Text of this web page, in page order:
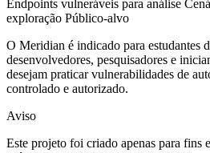
Endpoints vulneráveis para análise
exploração Público-alvo
O Meridian é indicado para estudantes
desenvolvedores, pesquisadores e
desejam praticar vulnerabilidades de
controlado e autorizado.
Aviso
Este projeto foi criado apenas para fins